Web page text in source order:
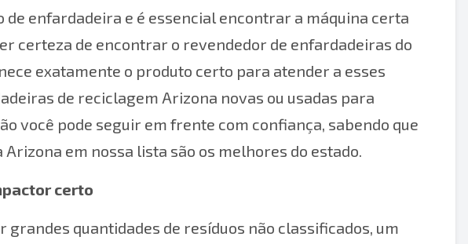
enfardadeira e é essencial encontrar a máquina certa
certeza de encontrar o revendedor de enfardadeiras do
exatamente o produto certo para atender a esses
de reciclagem Arizona novas ou usadas para
você pode seguir em frente com confiança, sabendo que
em nossa lista são os melhores do estado.
certo
quantidades de resíduos não classificados, um